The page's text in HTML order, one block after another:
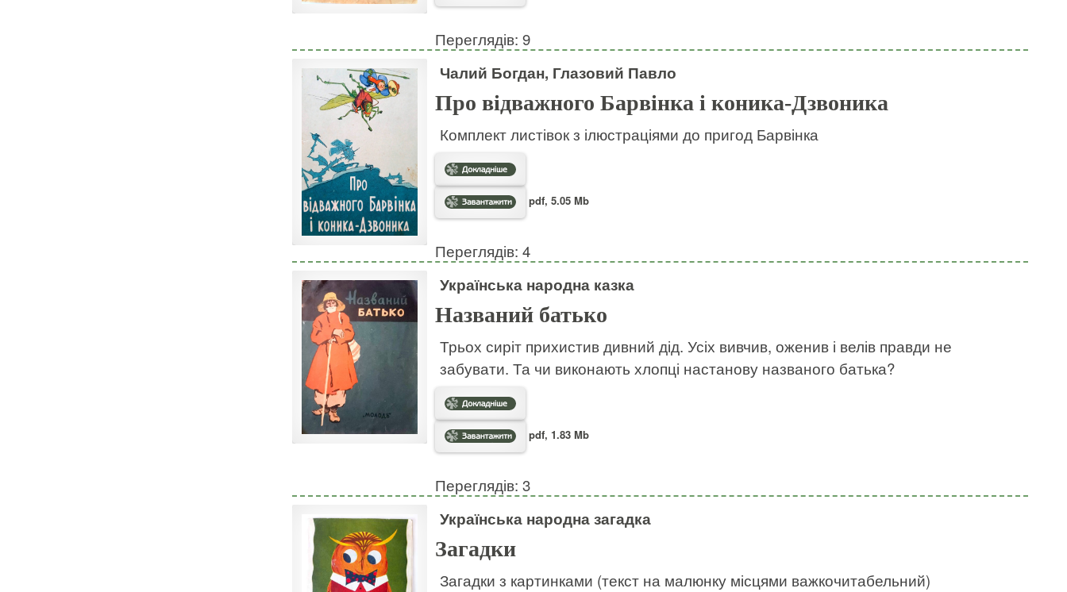
Переглядів: 9
Чалий Богдан, Глазовий Павло
Про відважного Барвінка і коника-Дзвоника
Комплект листівок з ілюстраціями до пригод Барвінка
pdf, 5.05 Mb
Переглядів: 4
Українська народна казка
Названий батько
Трьох сиріт прихистив дивний дід. Усіх вивчив, оженив і велів правди не
забувати. Та чи виконають хлопці настанову названого батька?
pdf, 1.83 Mb
Переглядів: 3
Українська народна загадка
Загадки
Загадки з картинками (текст на малюнку місцями важкочитабельний)